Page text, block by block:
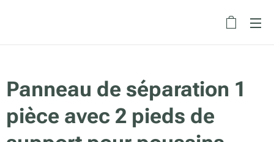
Panneau de séparation 1
pièce avec 2 pieds de